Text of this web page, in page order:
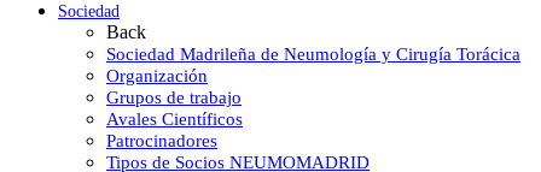
Sociedad
Back
Sociedad Madrileña de Neumología y Cirugía Torácica
Organización
Grupos de trabajo
Avales Científicos
Patrocinadores
Tipos de Socios NEUMOMADRID